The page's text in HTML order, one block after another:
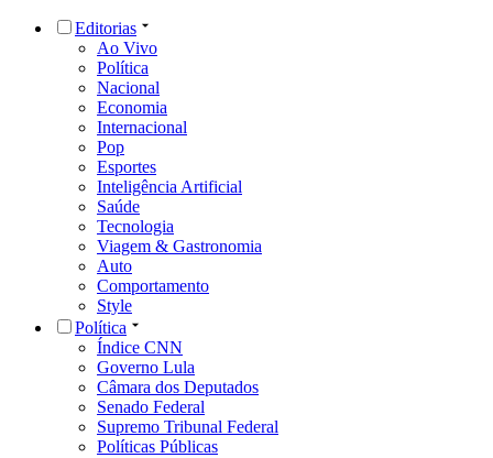
Editorias
Ao Vivo
Política
Nacional
Economia
Internacional
Pop
Esportes
Inteligência Artificial
Saúde
Tecnologia
Viagem & Gastronomia
Auto
Comportamento
Style
Política
Índice CNN
Governo Lula
Câmara dos Deputados
Senado Federal
Supremo Tribunal Federal
Políticas Públicas